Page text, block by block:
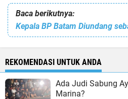
Baca berikutnya:
REKOMENDASI UNTUK ANDA
Ada Judi Sabung
Marina?